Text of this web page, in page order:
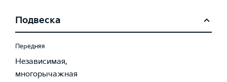
Подвеска
Передняя
Независимая,
многорычажная